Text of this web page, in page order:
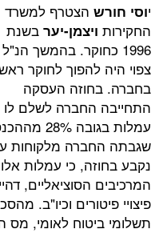
הצטרף למשרד
יערבשנת
בהמשך הנ"ל
לחוקר ראשי
העסקה
לשלם לו
עמלות בגובה 28%
מלקוחות עבור כל
כי עמלות אלו מכילות
דהיינו דמי
וכיו"ב. מהסכום
לאומי, מס הכנסה, דמי